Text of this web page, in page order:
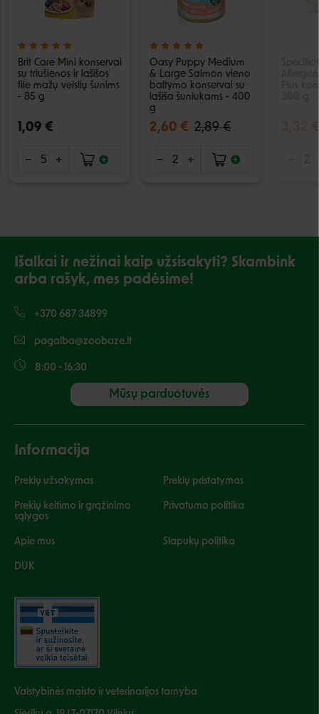
Brit Care Mini konservai
su triušienos ir lašišos
file mažų veislių šunims
- 85 g
1,09 €
Oasy Puppy Medium
& Large Salmon vieno
baltymo konservai su
lašiša šuniukams - 400
g
2,60 € 2,89 € 3,32 €
Išalkai ir nežinai kaip užsisakyti? Skambink
arba rašyk, mes padėsime!
+370 687 34899
pagalba@zoobaze.lt
8:00 - 16:30
Mūsų parduotuvės
Informacija
Prekių užsakymas Prekių pristatymas
Prekių keitimo ir grąžinimo
sąlygos
Privatumo politika
Apie mus Slapukų politika
DUK
Valstybinės maisto ir veterinarijos tarnyba